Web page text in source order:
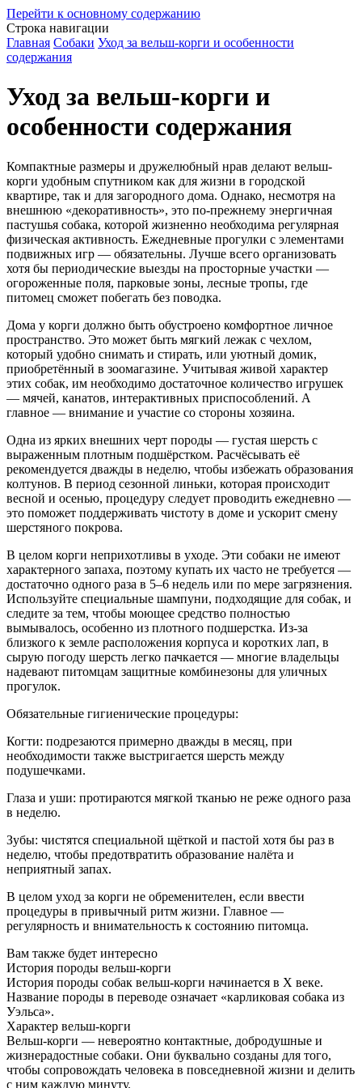
Перейти к основному содержанию
Строка навигации
Главная Собаки Уход за вельш-корги и особенности
содержания
Уход за вельш-корги и
особенности содержания
Компактные размеры и дружелюбный нрав делают вельш-
корги удобным спутником как для жизни в городской
квартире, так и для загородного дома. Однако, несмотря на
внешнюю «декоративность», это по-прежнему энергичная
пастушья собака, которой жизненно необходима регулярная
физическая активность. Ежедневные прогулки с элементами
подвижных игр — обязательны. Лучше всего организовать
хотя бы периодические выезды на просторные участки —
огороженные поля, парковые зоны, лесные тропы, где
питомец сможет побегать без поводка.
Дома у корги должно быть обустроено комфортное личное
пространство. Это может быть мягкий лежак с чехлом,
который удобно снимать и стирать, или уютный домик,
приобретённый в зоомагазине. Учитывая живой характер
этих собак, им необходимо достаточное количество игрушек
— мячей, канатов, интерактивных приспособлений. А
главное — внимание и участие со стороны хозяина.
Одна из ярких внешних черт породы — густая шерсть с
выраженным плотным подшёрстком. Расчёсывать её
рекомендуется дважды в неделю, чтобы избежать образования
колтунов. В период сезонной линьки, которая происходит
весной и осенью, процедуру следует проводить ежедневно —
это поможет поддерживать чистоту в доме и ускорит смену
шерстяного покрова.
В целом корги неприхотливы в уходе. Эти собаки не имеют
характерного запаха, поэтому купать их часто не требуется —
достаточно одного раза в 5–6 недель или по мере загрязнения.
Используйте специальные шампуни, подходящие для собак, и
следите за тем, чтобы моющее средство полностью
вымывалось, особенно из плотного подшерстка. Из-за
близкого к земле расположения корпуса и коротких лап, в
сырую погоду шерсть легко пачкается — многие владельцы
надевают питомцам защитные комбинезоны для уличных
прогулок.
Обязательные гигиенические процедуры:
Когти: подрезаются примерно дважды в месяц, при
необходимости также выстригается шерсть между
подушечками.
Глаза и уши: протираются мягкой тканью не реже одного раза
в неделю.
Зубы: чистятся специальной щёткой и пастой хотя бы раз в
неделю, чтобы предотвратить образование налёта и
неприятный запах.
В целом уход за корги не обременителен, если ввести
процедуры в привычный ритм жизни. Главное —
регулярность и внимательность к состоянию питомца.
Вам также будет интересно
История породы вельш-корги
История породы собак вельш-корги начинается в X веке.
Название породы в переводе означает «карликовая собака из
Уэльса».
Характер вельш-корги
Вельш-корги — невероятно контактные, добродушные и
жизнерадостные собаки. Они буквально созданы для того,
чтобы сопровождать человека в повседневной жизни и делить
с ним каждую минуту.